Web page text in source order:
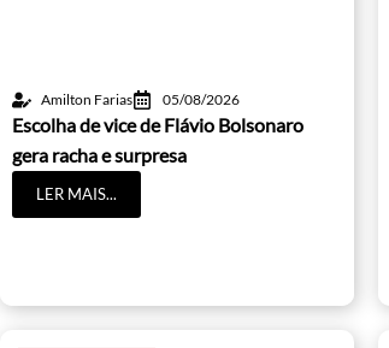
Amilton Farias 05/08/2026
Escolha de vice de Flávio Bolsonaro
gera racha e surpresa
LER MAIS...